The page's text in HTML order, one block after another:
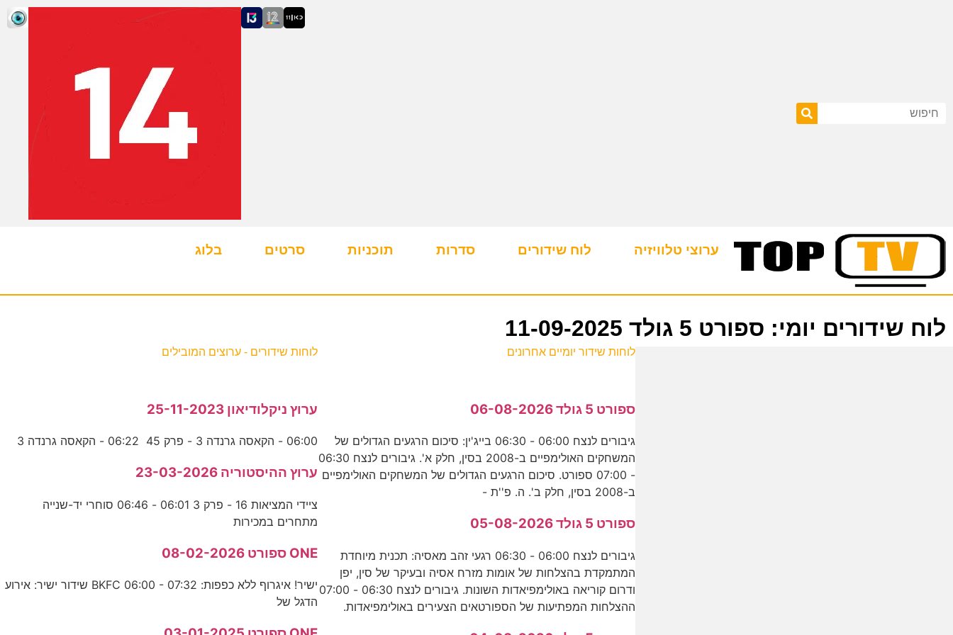
ערוצי טלוויזיה לוח שידורים סדרות תוכניות סרטים בלוג
לוח שידורים יומי: ספורט 5 גולד 11-09-2025
לוחות שידור יומיים אחרונים
ספורט 5 גולד 06-08-2026
גיבורים לנצח 06:00 - 06:30 בייג'ין: סיכום הרגעים הגדולים של
המשחקים האולימפיים ב-2008 בסין, חלק א'. גיבורים לנצח 06:30
- 07:00 ספורט. סיכום הרגעים הגדולים של המשחקים האולימפיים
ב-2008 בסין, חלק ב'. ה. פ''ת -
ספורט 5 גולד 05-08-2026
גיבורים לנצח 06:00 - 06:30 רגעי זהב מאסיה: תכנית מיוחדת
המתמקדת בהצלחות של אומות מזרח אסיה ובעיקר של סין, יפן
ודרום קוריאה באולימפיאדות השונות. גיבורים לנצח 06:30 - 07:00
ההצלחות המפתיעות של הספורטאים הצעירים באולימפיאדות.
לוחות שידורים - ערוצים המובילים
ערוץ ניקלודיאון 25-11-2023
06:00 - הקאסה גרנדה 3 - פרק 45 06:22 - הקאסה גרנדה 3
ערוץ ההיסטוריה 23-03-2026
ציידי המציאות 16 - פרק 3 06:01 - 06:46 סוחרי יד-שנייה
מתחרים במכירות
ONE ספורט 08-02-2026
ישיר! איגרוף ללא כפפות: BKFC 06:00 - 07:32 שידור ישיר: אירוע
הדגל של